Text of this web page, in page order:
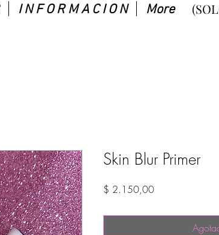
I N F O R M A C I O N More
Skin Blur Primer
$ 2.150,00Precio